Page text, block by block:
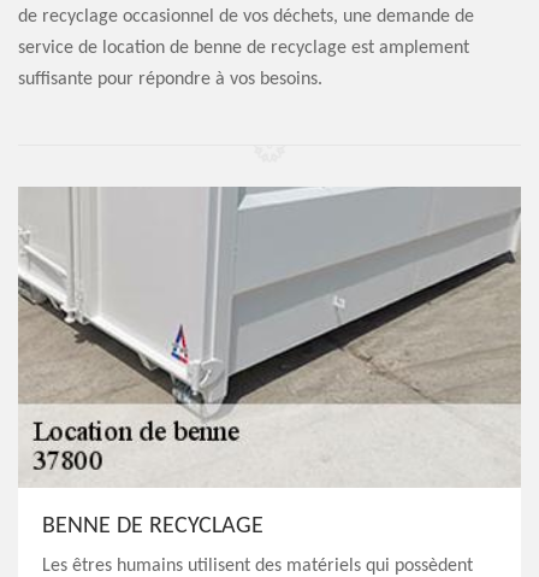
de recyclage occasionnel de vos déchets, une demande de
service de location de benne de recyclage est amplement
suffisante pour répondre à vos besoins.
BENNE DE RECYCLAGE
Les êtres humains utilisent des matériels qui possèdent